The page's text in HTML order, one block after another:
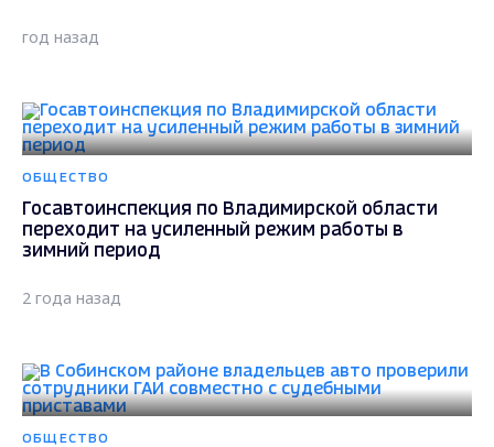
год назад
ОБЩЕСТВО
Госавтоинспекция по Владимирской области
переходит на усиленный режим работы в
зимний период
2 года назад
ОБЩЕСТВО